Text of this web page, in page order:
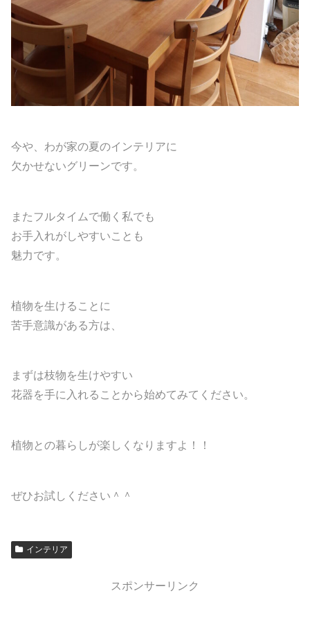
今や、わが家の夏のインテリアに
欠かせないグリーンです。
またフルタイムで働く私でも
お手入れがしやすいことも
魅力です。
植物を生けることに
苦手意識がある方は、
まずは枝物を生けやすい
花器を手に入れることから始めてみてください。
植物との暮らしが楽しくなりますよ！！
ぜひお試しください＾＾
インテリア
スポンサーリンク